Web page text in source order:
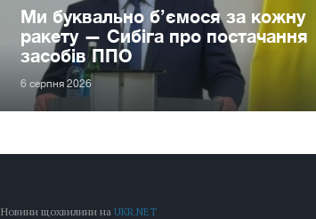
Ми буквально б’ємося за кожну
ракету — Сибіга про постачання
засобів ППО
6 серпня 2026
Новини щохвилини наUKR.NET